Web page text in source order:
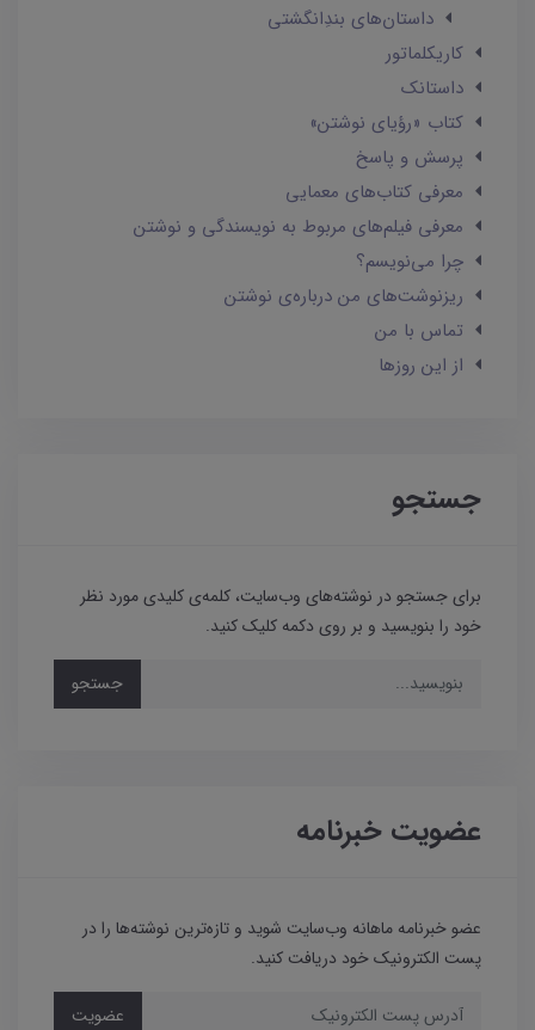
داستان‌های بندِانگشتی
کاریکلماتور
داستانک‌
کتاب «رؤیای نوشتن»
پرسش و پاسخ
معرفی کتاب‌های معمایی
معرفی فیلم‌های مربوط به نویسندگی و نوشتن
چرا می‌نویسم؟
ریزنوشت‌های من درباره‌ی نوشتن
تماس با من
از این روزها
جستجو
برای جستجو در نوشته‌های وب‌سایت، کلمه‌ی کلیدی مورد نظر
خود را بنویسید و بر روی دکمه کلیک کنید.
جستجو
عضویت خبرنامه
عضو خبرنامه ماهانه وب‌سایت شوید و تازه‌ترین نوشته‌ها را در
پست الکترونیک خود دریافت کنید.
عضویت